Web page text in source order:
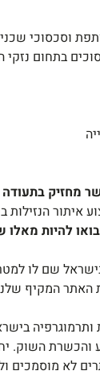
וסכסוכי
בתחום נזקי
מחזיק
איתור
להיות
שם לו
האתר המקיף
ותרמוגרפיה
והכשרת
לא מוסמכים